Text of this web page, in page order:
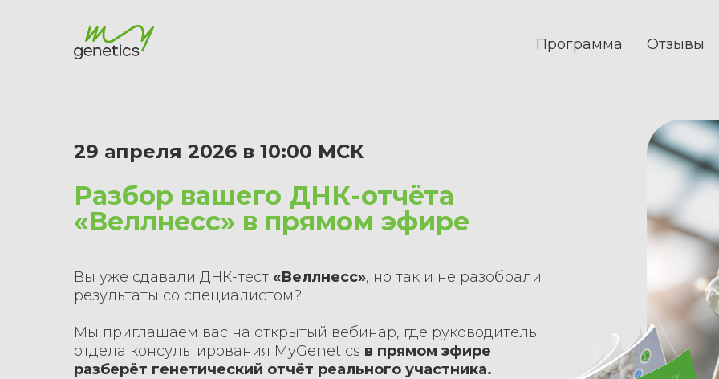
Программа Отзывы
Разбор вашего ДНК-отчёта
«Веллнесс» в прямом эфире
Вы уже сдавали ДНК-тест «Веллнесс», но так и не разобрали
результаты со специалистом?
Мы приглашаем вас на открытый вебинар, где руководитель
отдела консультирования MyGenetics в прямом эфире
разберёт генетический отчёт реального участника.
29 апреля 2026 в 10:00 МСК